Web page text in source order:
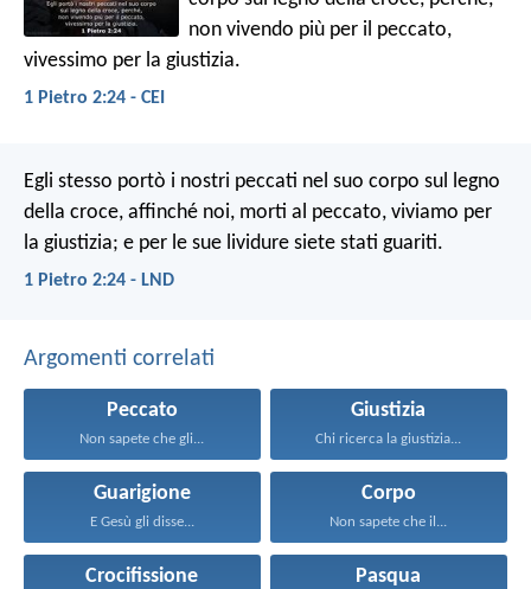
non vivendo più per il peccato,
vivessimo per la giustizia.
1 Pietro 2:24 - CEI
Egli stesso portò i nostri peccati nel suo corpo sul legno
della croce, affinché noi, morti al peccato, viviamo per
la giustizia; e per le sue lividure siete stati guariti.
1 Pietro 2:24 - LND
Argomenti correlati
Peccato
Non sapete che gli...
Giustizia
Chi ricerca la giustizia...
Guarigione
E Gesù gli disse...
Corpo
Non sapete che il...
Crocifissione Pasqua